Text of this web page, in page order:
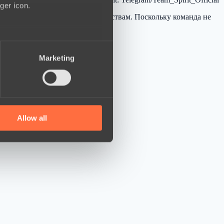
icon.
who may combine it with
Marketing
Allow all
SERIES по личным обстоятельствам. Поскольку команда не